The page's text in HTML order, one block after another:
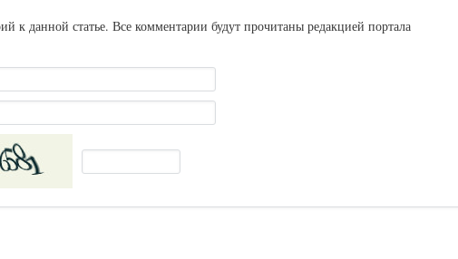
к данной статье. Все комментарии будут прочитаны редакцией портала